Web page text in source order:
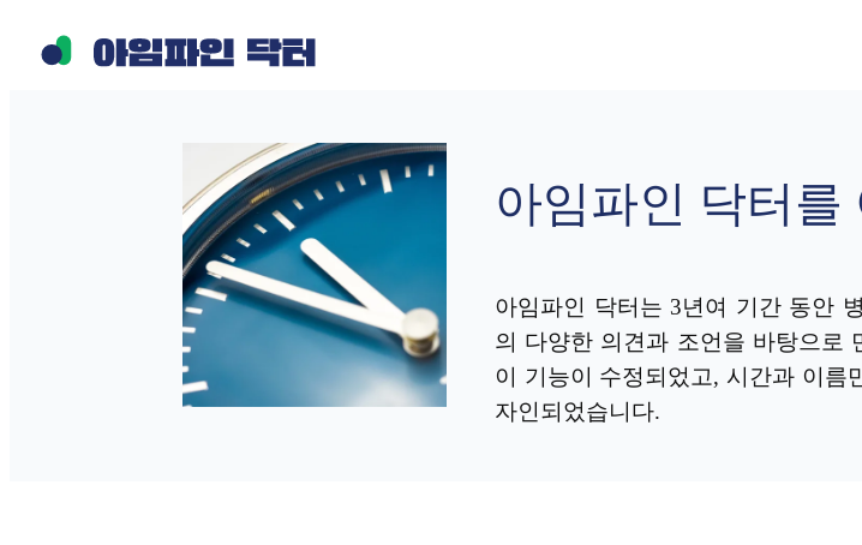
아임파인 닥터를
아임파인 닥터는 3년여 기간 동안
의 다양한 의견과 조언을 바탕으로
이 기능이 수정되었고, 시간과 이름
자인되었습니다.